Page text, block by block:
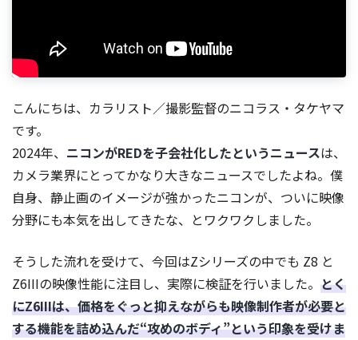
こんにちは、カラリスト／撮影監督のニコラス・タケヤマ
です。
2024年、 ニコンがREDを子会社化したというニュースは、
カメラ業界にとってかなり大きなニュースでしたよね。僕
自身、静止画のイメージが強かったニコンが、ついに映像
分野にも本気を出してきたな、とワクワクしました。
そうした流れを受けて、今回はZシリーズの中でも Z8 と
Z6IIIの映像性能に注目し、実際に検証を行いました。 とく
にZ6IIIは、価格をぐっと抑えながらも映像制作者が必要と
する機能を詰め込んだ“攻めのボディ”という印象を受けま